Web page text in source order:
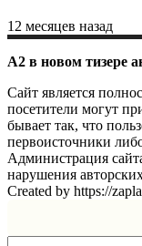
12 месяцев назад
A2 в новом тизере
Сайт является
посетители могут
бывает так, что
первоисточники
Администрация
нарушения
Created by https://